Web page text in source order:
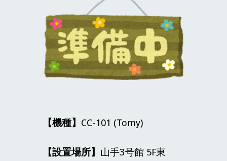
【機種】 CC-101 (Tomy)
【設置場所】 山手3号館 5F東